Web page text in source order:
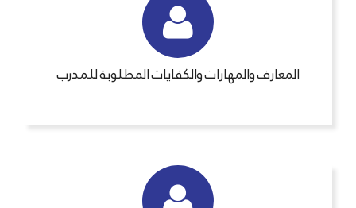
المعارف والمهارات والكفايات المطلوبة للمدرب